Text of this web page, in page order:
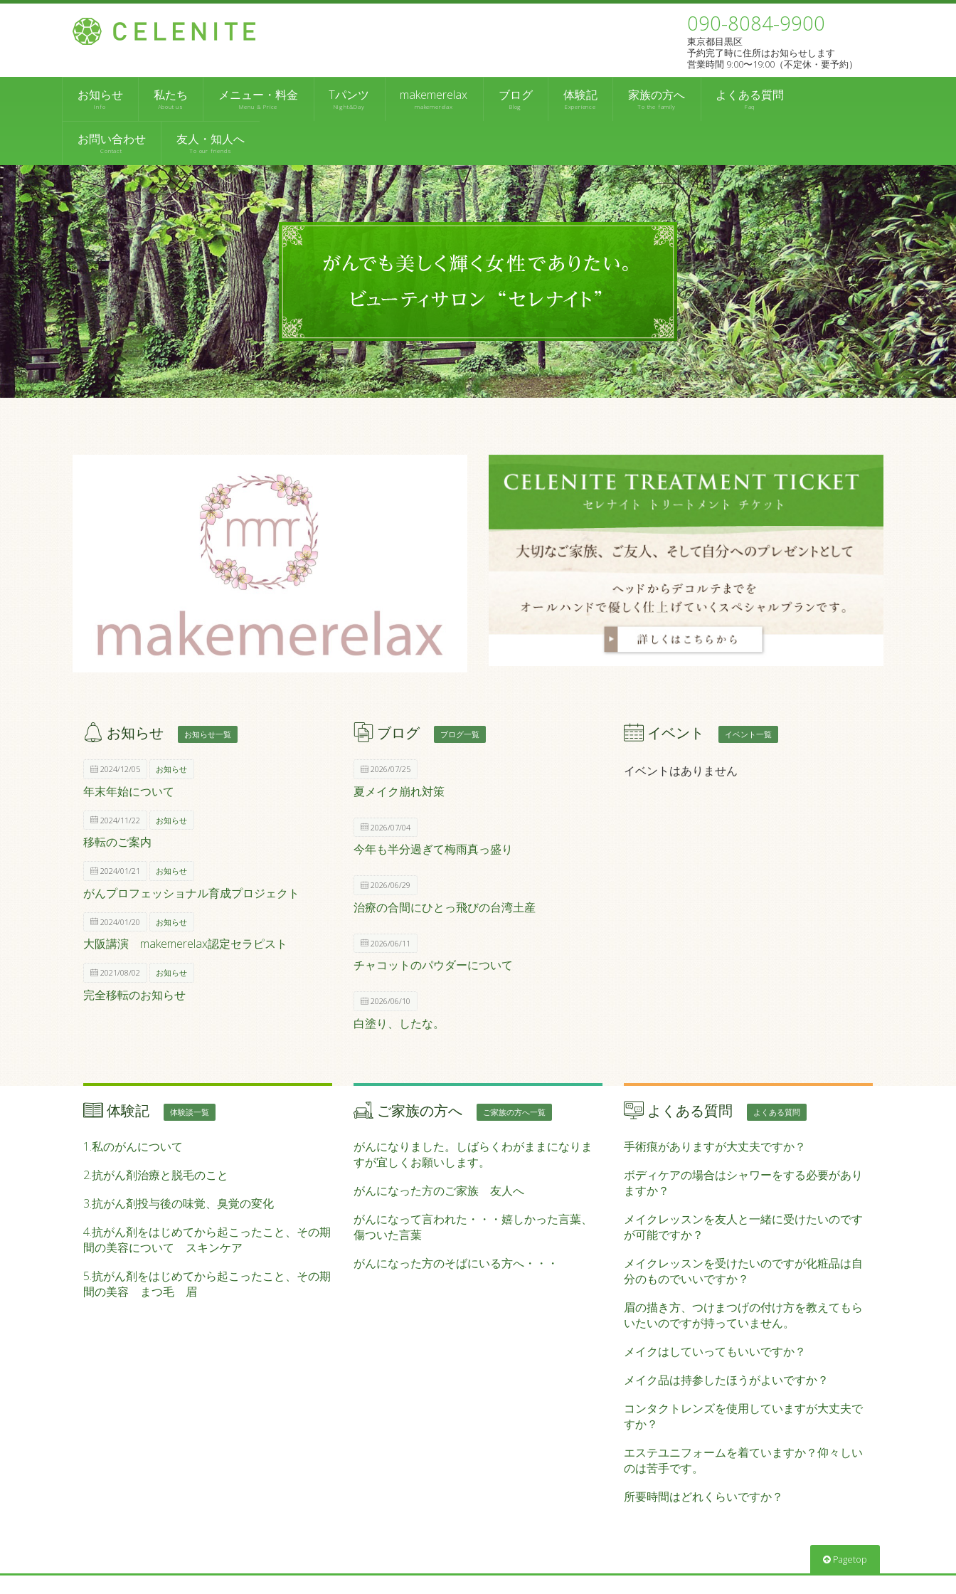
090-8084-9900
東京都目黒区
予約完了時に住所はお知らせします
営業時間 9:00〜19:00（不定休・要予約）
お知らせ
Info
私たち
About us
メニュー・料金
Menu & Price
Tパンツ
NIght&Day
makemerelax
makemerelax
ブログ
Blog
体験記
Experience
家族の方へ
To the family
よくある質問
Faq
お問い合わせ
Contact
友人・知人へ
To our friends
お知らせ お知らせ一覧
2024/12/05 お知らせ
年末年始について
2024/11/22 お知らせ
移転のご案内
2024/01/21 お知らせ
がんプロフェッショナル育成プロジェクト
2024/01/20 お知らせ
大阪講演 makemerelax認定セラピスト
2021/08/02 お知らせ
完全移転のお知らせ
ブログ ブログ一覧
2026/07/25
夏メイク崩れ対策
2026/07/04
今年も半分過ぎて梅雨真っ盛り
2026/06/29
治療の合間にひとっ飛びの台湾土産
2026/06/11
チャコットのパウダーについて
2026/06/10
白塗り、したな。
イベント イベント一覧
イベントはありません
体験記 体験談一覧
1.私のがんについて
2.抗がん剤治療と脱毛のこと
3.抗がん剤投与後の味覚、臭覚の変化
4.抗がん剤をはじめてから起こったこと、その期
間の美容について スキンケア
5.抗がん剤をはじめてから起こったこと、その期
間の美容 まつ毛 眉
ご家族の方へ ご家族の方へ一覧
がんになりました。しばらくわがままになりま
すが宜しくお願いします。
がんになった方のご家族 友人へ
がんになって言われた・・・嬉しかった言葉、
傷ついた言葉
がんになった方のそばにいる方へ・・・
よくある質問 よくある質問
手術痕がありますが大丈夫ですか？
ボディケアの場合はシャワーをする必要があり
ますか？
メイクレッスンを友人と一緒に受けたいのです
が可能ですか？
メイクレッスンを受けたいのですが化粧品は自
分のものでいいですか？
眉の描き方、つけまつげの付け方を教えてもら
いたいのですが持っていません。
メイクはしていってもいいですか？
メイク品は持参したほうがよいですか？
コンタクトレンズを使用していますが大丈夫で
すか？
エステユニフォームを着ていますか？仰々しい
のは苦手です。
所要時間はどれくらいですか？
Pagetop